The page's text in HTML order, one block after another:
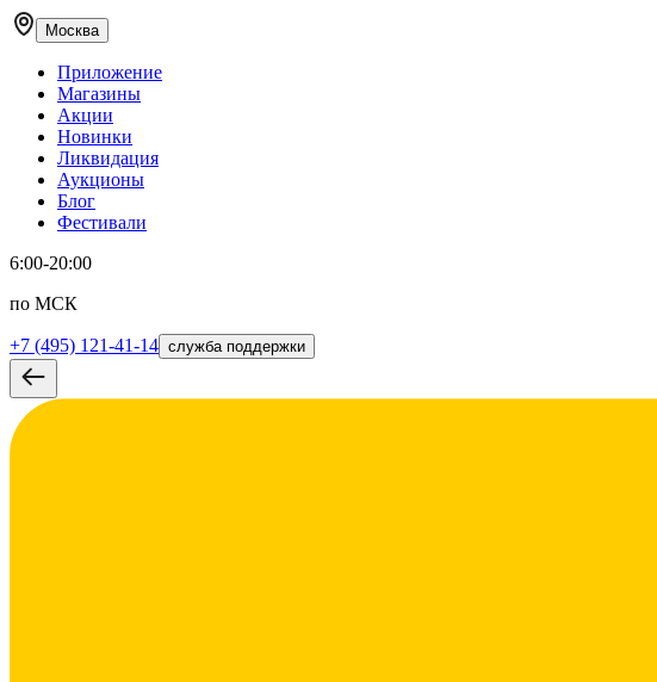
Москва
Приложение
Магазины
Акции
Новинки
Ликвидация
Аукционы
Блог
Фестивали
6:00-20:00
по МСК
+7 (495) 121-41-14 служба поддержки